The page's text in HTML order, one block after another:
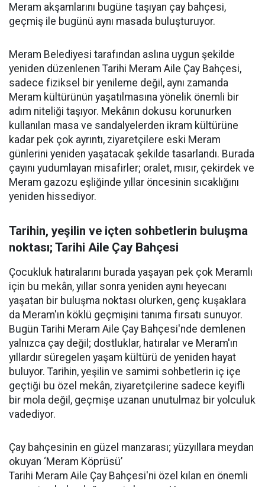
Meram akşamlarını bugüne taşıyan çay bahçesi,
geçmiş ile bugünü aynı masada buluşturuyor.
Meram Belediyesi tarafından aslına uygun şekilde
yeniden düzenlenen Tarihi Meram Aile Çay Bahçesi,
sadece fiziksel bir yenileme değil, aynı zamanda
Meram kültürünün yaşatılmasına yönelik önemli bir
adım niteliği taşıyor. Mekânın dokusu korunurken
kullanılan masa ve sandalyelerden ikram kültürüne
kadar pek çok ayrıntı, ziyaretçilere eski Meram
günlerini yeniden yaşatacak şekilde tasarlandı. Burada
çayını yudumlayan misafirler; oralet, mısır, çekirdek ve
Meram gazozu eşliğinde yıllar öncesinin sıcaklığını
yeniden hissediyor.
Tarihin, yeşilin ve içten sohbetlerin buluşma
noktası; Tarihi Aile Çay Bahçesi
Çocukluk hatıralarını burada yaşayan pek çok Meramlı
için bu mekân, yıllar sonra yeniden aynı heyecanı
yaşatan bir buluşma noktası olurken, genç kuşaklara
da Meram'ın köklü geçmişini tanıma fırsatı sunuyor.
Bugün Tarihi Meram Aile Çay Bahçesi'nde demlenen
yalnızca çay değil; dostluklar, hatıralar ve Meram'ın
yıllardır süregelen yaşam kültürü de yeniden hayat
buluyor. Tarihin, yeşilin ve samimi sohbetlerin iç içe
geçtiği bu özel mekân, ziyaretçilerine sadece keyifli
bir mola değil, geçmişe uzanan unutulmaz bir yolculuk
vadediyor.
Çay bahçesinin en güzel manzarası; yüzyıllara meydan
okuyan ‘Meram Köprüsü’
Tarihi Meram Aile Çay Bahçesi'ni özel kılan en önemli